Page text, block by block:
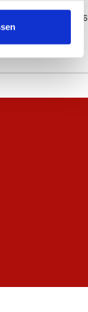
Pro F.C. Navy 25/26